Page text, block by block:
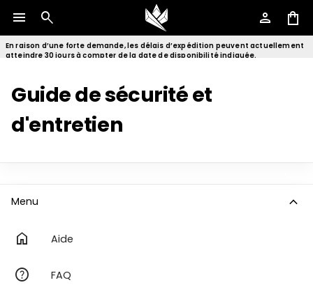
menu search person shopping_bag
En raison d’une forte demande, les délais d’expédition peuvent actuellement
atteindre 30 jours à compter de la date de disponibilité indiquée.
Guide de sécurité et
d'entretien
Menu
expand_more
home
Aide
help FAQ